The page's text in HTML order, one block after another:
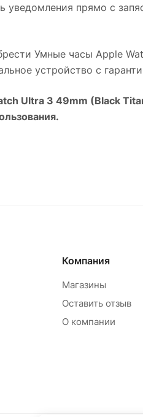
уведомления прямо с
Умные часы Apple
устройство с
Ultra 3 49mm (Black
Компания
Магазины
Оставить отзыв
О компании